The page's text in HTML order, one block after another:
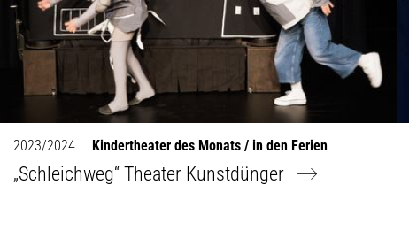
2023/2024 Kindertheater des Monats / in den Ferien
„Schleichweg“ Theater Kunstdünger